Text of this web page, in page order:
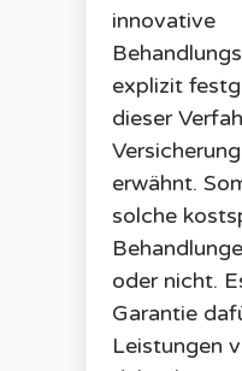
innovative
explizit
dieser
erwähnt.
solche
oder nicht.
Garantie
Leistungen